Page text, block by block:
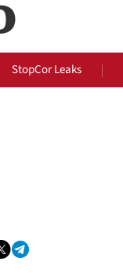
StopCor Leaks